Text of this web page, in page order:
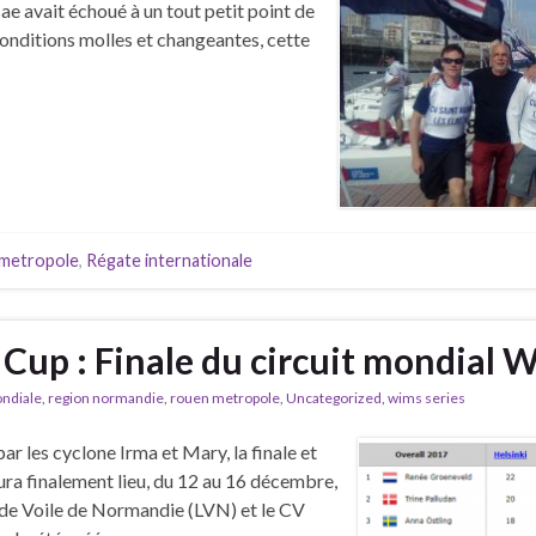
avait échoué à un tout petit point de
molles et changeantes, cette
, Régate internationale
: Finale du circuit mondial
, region normandie, rouen metropole, Uncategorized, wims series
les cyclone Irma et Mary, la finale et
finalement lieu, du 12 au 16 décembre,
Voile de Normandie (LVN) et le CV